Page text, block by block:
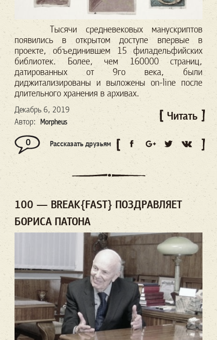
Тысячи средневековых манускриптов
появились в открытом доступе впервые в
проекте, объединившем 15 филадельфийских
библиотек. Более, чем 160000 страниц,
датированных от 9го века, были
диджитализированы и выложены on-line после
длительного хранения в архивах.
Декабрь 6, 2019
Автор:
Morpheus Читать
0 Рассказать друзьям
100 — BREAK{FAST} ПОЗДРАВЛЯЕТ
БОРИСА ПАТОНА